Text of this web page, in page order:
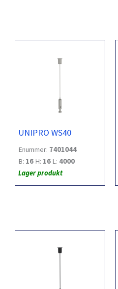
UNIPRO WS40
Enummer: 7401044
B: 16 H: 16 L: 4000
Lager produkt